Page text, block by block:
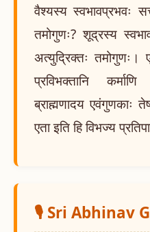
वैश्यस्य स्वभावप्रभवः
तमोगुणः? शूद्रस्य
अत्युद्रिक्तः तमोगुणः।
प्रविभक्तानि कर्माणि
ब्राह्मणादय एवंगुणकाः
एता इति हि विभज्य
🎙️ Sri Abhinav